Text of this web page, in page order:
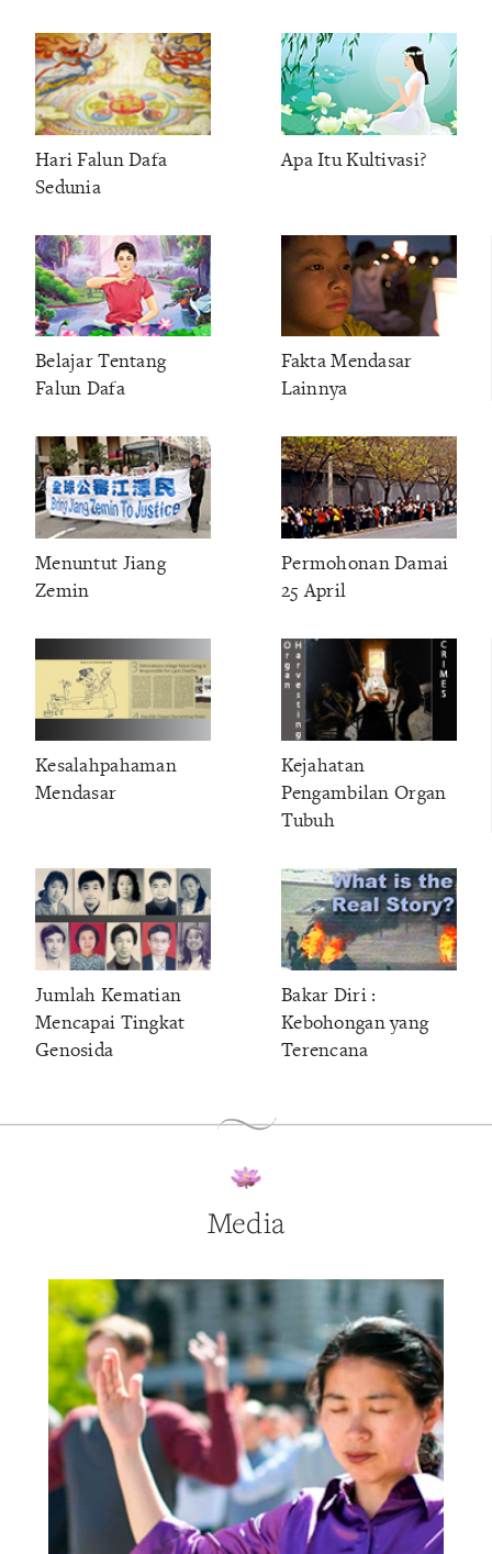
Hari Falun Dafa
Sedunia
Apa Itu Kultivasi?
Belajar Tentang
Falun Dafa
Fakta Mendasar
Lainnya
Menuntut Jiang
Zemin
Permohonan Damai
25 April
Kesalahpahaman
Mendasar
Kejahatan
Pengambilan Organ
Tubuh
Jumlah Kematian
Mencapai Tingkat
Genosida
Bakar Diri :
Kebohongan yang
Terencana
Media